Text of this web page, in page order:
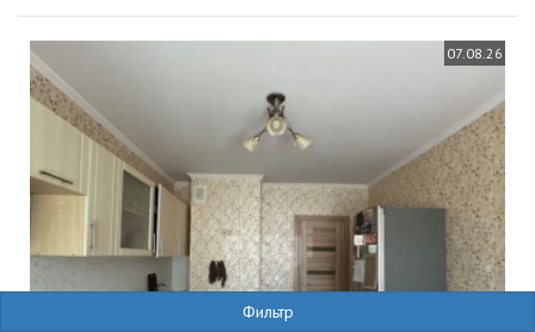
Фильтр
07.08.26